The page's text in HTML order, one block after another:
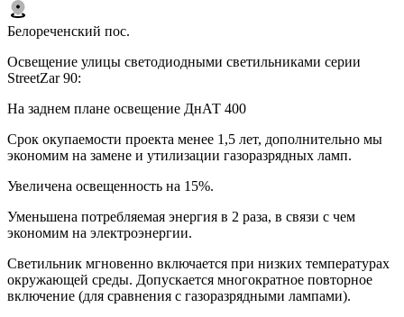
Белореченский пос.
Освещение улицы светодиодными светильниками серии
StreetZar 90:
На заднем плане освещение ДнАТ 400
Срок окупаемости проекта менее 1,5 лет, дополнительно мы
экономим на замене и утилизации газоразрядных ламп.
Увеличена освещенность на 15%.
Уменьшена потребляемая энергия в 2 раза, в связи с чем
экономим на электроэнергии.
Светильник мгновенно включается при низких температурах
окружающей среды. Допускается многократное повторное
включение (для сравнения с газоразрядными лампами).